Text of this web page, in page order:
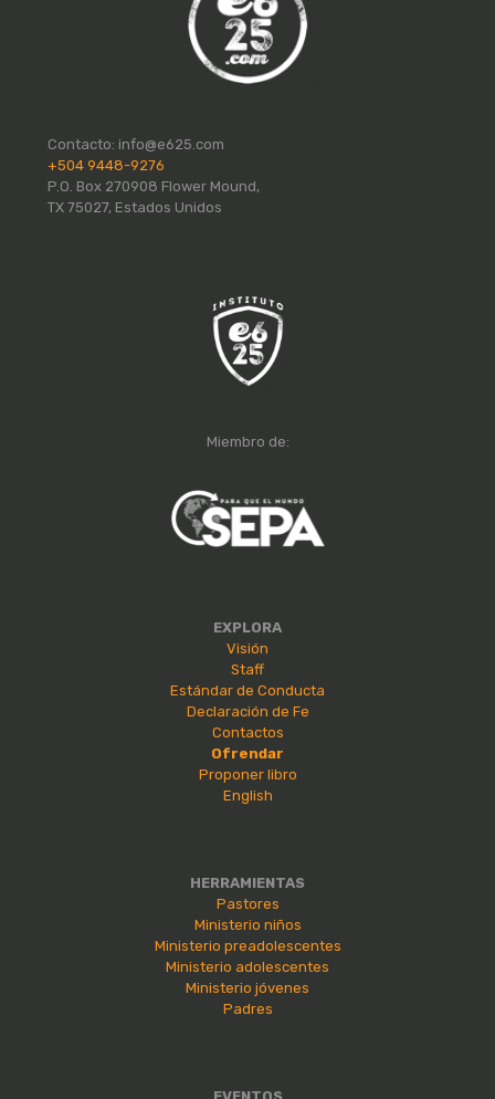
Contacto: info@e625.com
+504 9448-9276
P.O. Box 270908 Flower Mound,
TX 75027, Estados Unidos
Miembro de:
EXPLORA
Visión
Staff
Estándar de Conducta
Declaración de Fe
Contactos
Ofrendar
Proponer libro
English
HERRAMIENTAS
Pastores
Ministerio niños
Ministerio preadolescentes
Ministerio adolescentes
Ministerio jóvenes
Padres